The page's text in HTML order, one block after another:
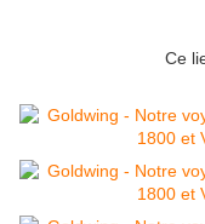
Ce